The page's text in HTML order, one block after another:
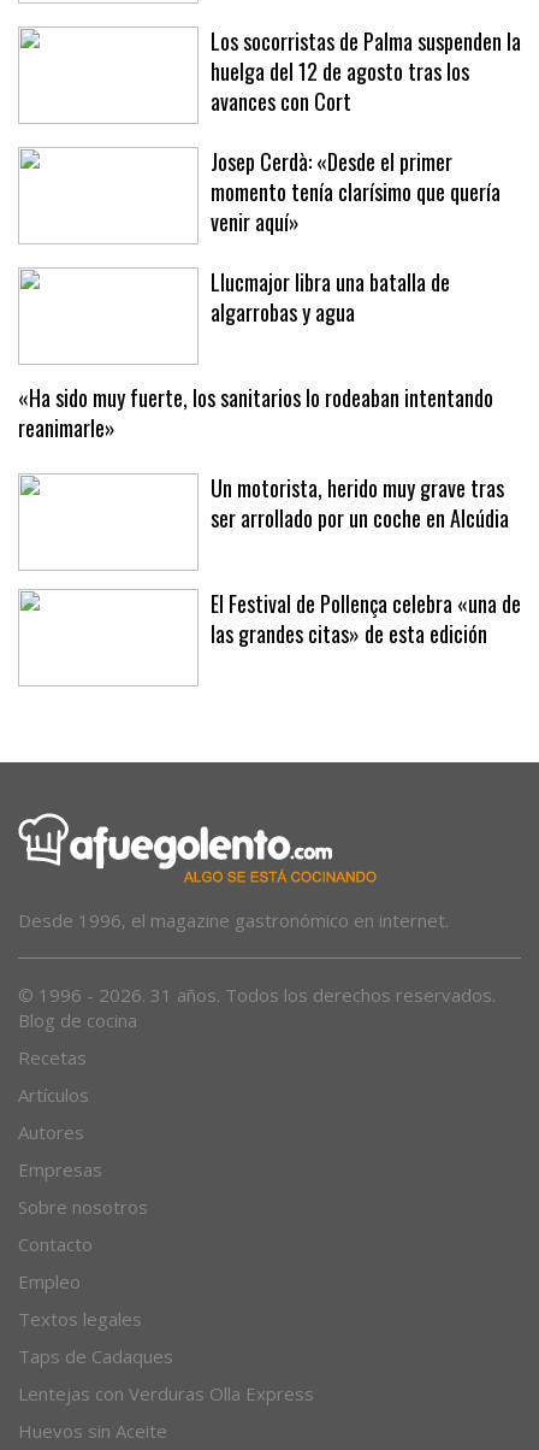
reforzará al filial
Los socorristas de Palma suspenden la
huelga del 12 de agosto tras los
avances con Cort
Josep Cerdà: «Desde el primer
momento tenía clarísimo que quería
venir aquí»
Llucmajor libra una batalla de
«Ha sido muy fuerte, los sanitarios lo rodeaban intentando
reanimarle»
Un motorista, herido muy grave tras
El Festival de Pollença celebra «una de
Blog de cocina
Recetas
Artículos
Autores
Empresas
Sobre nosotros
Contacto
Empleo
Textos legales
Taps de Cadaques
Lentejas con Verduras Olla Express